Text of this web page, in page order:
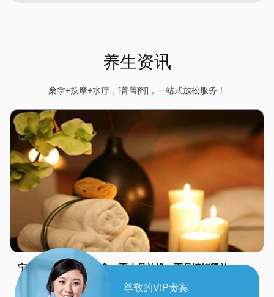
尊敬的VIP贵宾
养生资讯
桑拿+按摩+水疗，[菁菁阁]，一站式放松服务！
宁波精油舒缓SPA疗愈，不止是放松，更是情绪释放
宁波很多疲惫不是累在身体，而是累在心里：压抑、烦躁、紧
绷、提不起精神。这种情绪性疲惫，需要温柔的SPA疗愈来缓